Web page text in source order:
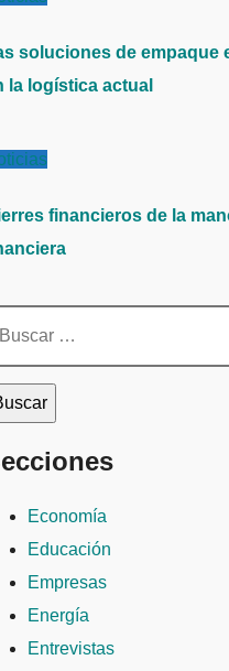
soluciones de empaque
la logística actual
financieros de la
Economía
Educación
Empresas
Energía
Entrevistas